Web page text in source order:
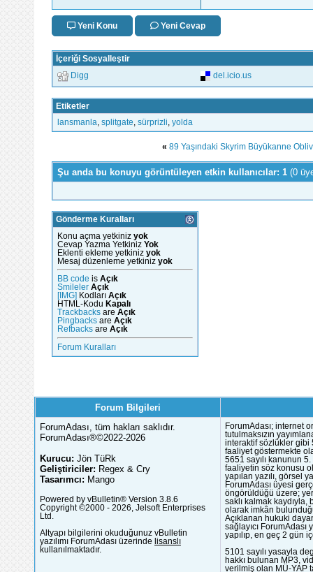
Yeni Konu Yeni Cevap
İçeriği Sosyalleştir
Digg del.icio.us
Etiketler
lansmanla splitgate sürprizli yolda
« 89 Yaşındaki Skyrim Büyükanne
Şu anda bu konuyu görüntüleyen etkin kullanıcılar: 1 (0
Gönderme Kuralları
Konu açma yetkiniz yok
Cevap Yazma Yetkiniz Yok
Eklenti ekleme yetkiniz yok
Mesaj düzenleme yetkiniz yok
BB code is Açık
Smileler Açık
[IMG]
Kodları Açık
HTML-Kodu Kapalı
Trackbacks are Açık
Pingbacks are Açık
Refbacks are Açık
Forum Kuralları
Forum Bilgileri
ForumAdası, tüm hakları saklıdır.
ForumAdası®©2022-2026
Kurucu: Jön TüRk
Geliştiriciler: Regex & Cry
Tasarımcı: Mango
Powered by vBulletin® Version 3.8.6
Copyright ©2000 - 2026, Jelsoft Enterprises
Ltd.
Altyapı bilgilerini okuduğunuz vBulletin
yazılımı ForumAdası üzerinde lisanslı
kullanılmaktadır.
ForumAdası; internet
tutulmaksızın
interaktif sözlükler gibi
faaliyet göstermekte
5651 sayılı kanunun
faaliyetin söz konusu
yapılan yazılı, görsel
ForumAdası üyesi
öngörüldüğü üzere;
saklı kalmak
olarak imkân
Açıklanan hukuki
sağlayıcı
yapılıp, en geç 2 gün
5101 sayılı yasayla
hakkı bulunan MP3,
verilmiş olan MÜ-YAP